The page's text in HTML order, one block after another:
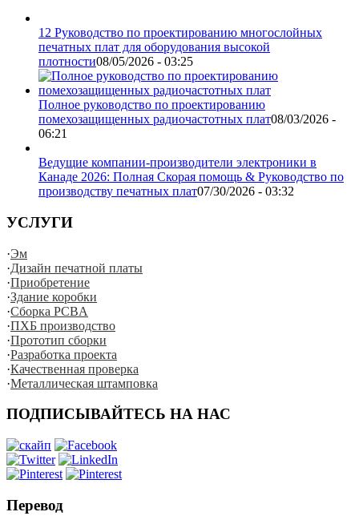
12 Руководство по проектированию многослойных
печатных плат для оборудования высокой
плотности08/05/2026 - 03:25
Полное руководство по проектированию
помехозащищенных радиочастотных плат08/03/2026 -
06:21
Ведущие компании-производители электроники в
Канаде 2026: Полная Скорая помощь & Руководство по
производству печатных плат07/30/2026 - 03:32
УСЛУГИ
·Эм
·Дизайн печатной платы
·Приобретение
·Здание коробки
·Сборка PCBA
·ПХБ производство
·Прототип сборки
·Разработка проекта
·Качественная проверка
·Металлическая штамповка
ПОДПИСЫВАЙТЕСЬ НА НАС
Перевод